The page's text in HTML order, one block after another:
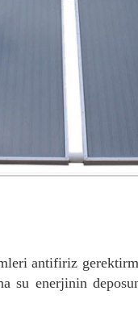
antifiriz
su enerjinin